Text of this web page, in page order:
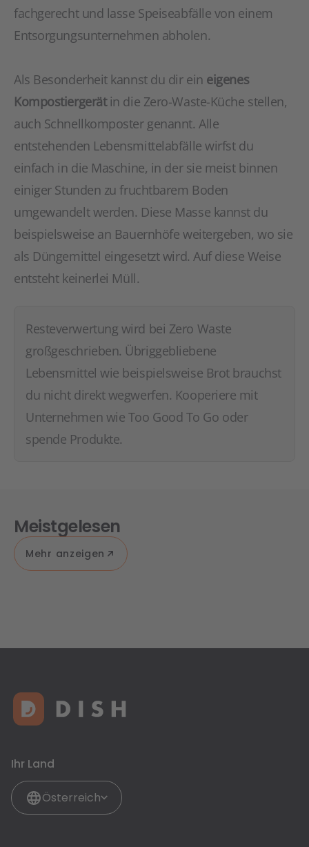
fachgerecht und lasse Speiseabfälle von einem
Entsorgungsunternehmen abholen.
Als Besonderheit kannst du dir ein eigenes
Kompostiergerätin die Zero-Waste-Küche stellen,
auch Schnellkomposter genannt. Alle
entstehenden Lebensmittelabfälle wirfst du
einfach in die Maschine, in der sie meist binnen
einiger Stunden zu fruchtbarem Boden
umgewandelt werden. Diese Masse kannst du
beispielsweise an Bauernhöfe weitergeben, wo sie
als Düngemittel eingesetzt wird. Auf diese Weise
entsteht keinerlei Müll.
Resteverwertung wird bei Zero Waste
großgeschrieben. Übriggebliebene
Lebensmittel wie beispielsweise Brot brauchst
du nicht direkt wegwerfen. Kooperiere mit
Unternehmen wie Too Good To Go oder
spende Produkte.
Meistgelesen
Mehr anzeigen
Ihr Land
Österreich